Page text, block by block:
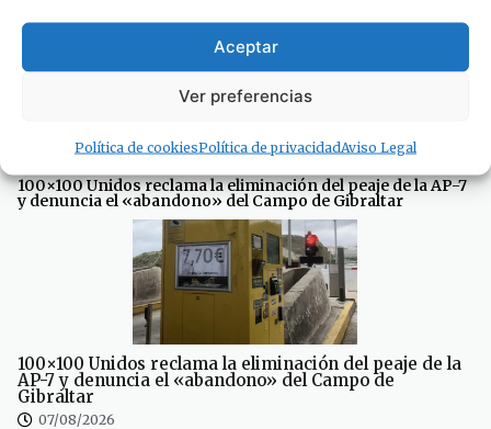
Aceptar
Ver preferencias
Política de cookiesPolítica de privacidadAviso Legal
100×100 Unidos reclama la eliminación del peaje de la AP-7
y denuncia el «abandono» del Campo de Gibraltar
100×100 Unidos reclama la eliminación del peaje de la
AP-7 y denuncia el «abandono» del Campo de
Gibraltar
07/08/2026